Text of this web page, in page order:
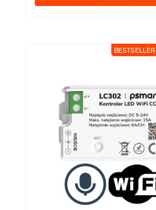
BESTSELLER